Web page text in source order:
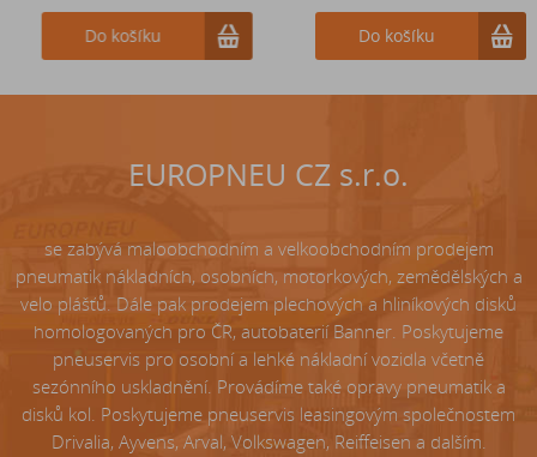
Do košíku Do košíku
Do košíku
EUROPNEU CZ s.r.o.
se zabývá maloobchodním a velkoobchodním prodejem
pneumatik nákladních, osobních, motorkových, zemědělských a
velo plášťů. Dále pak prodejem plechových a hliníkových disků
homologovaných pro ČR, autobaterií Banner. Poskytujeme
pneuservis pro osobní a lehké nákladní vozidla včetně
sezónního uskladnění. Provádíme také opravy pneumatik a
disků kol. Poskytujeme pneuservis leasingovým společnostem
Drivalia, Ayvens, Arval, Volkswagen, Reiffeisen a dalším.